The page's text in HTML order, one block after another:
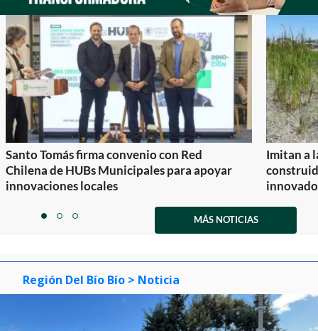
Santo Tomás firma convenio con Red
Chilena de HUBs Municipales para apoyar
innovaciones locales
Imitan a
itemitemitem
MÁS NOTICIAS
Región Del Bío Bío > Noticia